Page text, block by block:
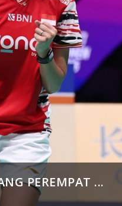
PEREMPAT ...